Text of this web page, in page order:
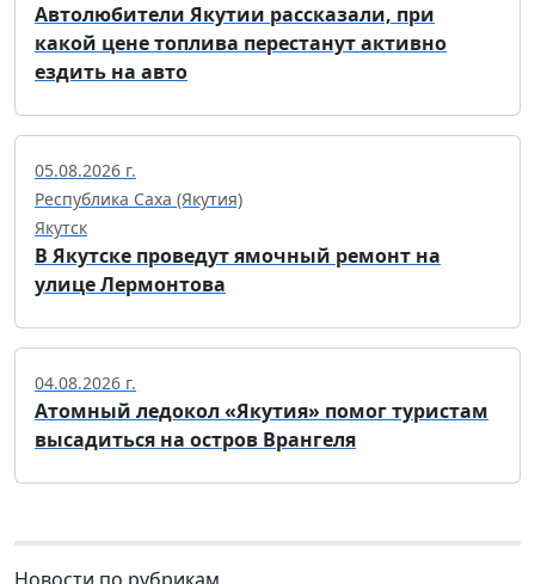
Автолюбители Якутии рассказали, при
какой цене топлива перестанут активно
ездить на авто
05.08.2026 г.
Республика Саха (Якутия)
Якутск
В Якутске проведут ямочный ремонт на
улице Лермонтова
04.08.2026 г.
Атомный ледокол «Якутия» помог туристам
высадиться на остров Врангеля